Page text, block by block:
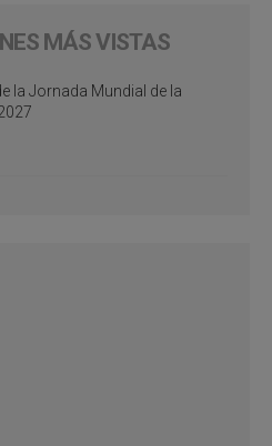
MÁS VISTAS
la Jornada Mundial de la